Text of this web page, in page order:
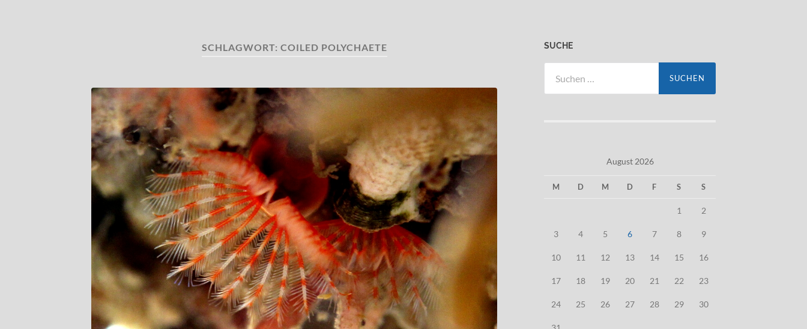
SCHLAGWORT: COILED POLYCHAETE SUCHE
nach:
August 2026
M D M D F S S
1 2
3 4 5 6 7 8 9
10 11 12 13 14 15 16
17 18 19 20 21 22 23
24 25 26 27 28 29 30